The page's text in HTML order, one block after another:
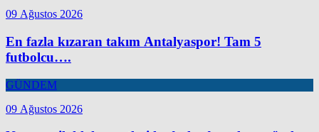
09 Ağustos 2026
En fazla kızaran takım Antalyaspor! Tam 5
futbolcu….
GÜNDEM
09 Ağustos 2026